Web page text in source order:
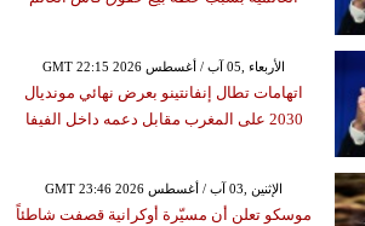
GMT 22:15 2026 الأربعاء ,05 آب / أغسطس
اتهامات تطال إنفانتينو بعرض نهائي مونديال
2030 على المغرب مقابل دعمه داخل الفيفا
GMT 23:46 2026 الإثنين ,03 آب / أغسطس
موسكو تعلن أن مسيّرة أوكرانية قصفت شاطئاً